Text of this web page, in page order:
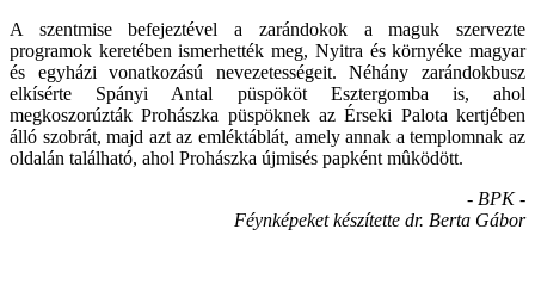
A szentmise befejeztével a zarándokok a maguk szervezte
programok keretében ismerhették meg, Nyitra és környéke magyar
és egyházi vonatkozású nevezetességeit. Néhány zarándokbusz
elkísérte Spányi Antal püspököt Esztergomba is, ahol
megkoszorúzták Prohászka püspöknek az Érseki Palota kertjében
álló szobrát, majd azt az emléktáblát, amely annak a templomnak az
oldalán található, ahol Prohászka újmisés papként mûködött.
- BPK -
Féynképeket készítette dr. Berta Gábor